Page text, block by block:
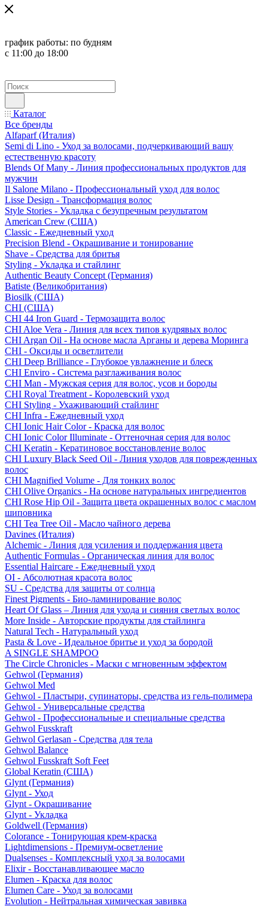
график работы: по будням
с 11:00 до 18:00
Каталог
Все бренды
Alfaparf (Италия)
Semi di Lino - Уход за волосами, подчеркивающий вашу
естественную красоту
Blends Of Many - Линия профессиональных продуктов для
мужчин
Il Salone Milano - Профессиональный уход для волос
Lisse Design - Трансформация волос
Style Stories - Укладка с безупречным результатом
American Crew (США)
Classic - Ежедневный уход
Precision Blend - Окрашивание и тонирование
Shave - Средства для бритья
Styling - Укладка и стайлинг
Authentic Beauty Concept (Германия)
Batiste (Великобритания)
Biosilk (США)
CHI (США)
CHI 44 Iron Guard - Термозащита волос
CHI Aloe Vera - Линия для всех типов кудрявых волос
CHI Argan Oil - На основе масла Арганы и дерева Моринга
CHI - Оксиды и осветлители
CHI Deep Brilliance - Глубокое увлажнение и блеск
CHI Enviro - Система разглаживания волос
CHI Man - Мужская серия для волос, усов и бороды
CHI Royal Treatment - Королевский уход
CHI Styling - Ухаживающий стайлинг
CHI Infra - Ежедневный уход
CHI Ionic Hair Color - Краска для волос
CHI Ionic Color Illuminate - Оттеночная серия для волос
CHI Keratin - Кератиновое восстановление волос
CHI Luxury Black Seed Oil - Линия уходов для поврежденных
волос
CHI Magnified Volume - Для тонких волос
CHI Olive Organics - На основе натуральных ингредиентов
CHI Rose Hip Oil - Защита цвета окрашенных волос с маслом
шиповника
CHI Tea Tree Oil - Масло чайного дерева
Davines (Италия)
Alchemic - Линия для усиления и поддержания цвета
Authentic Formulas - Органическая линия для волос
Essential Haircare - Eжедневный уход
OI - Абсолютная красота волос
SU - Средства для защиты от солнца
Finest Pigments - Био-ламинирование волос
Heart Of Glass – Линия для ухода и сияния светлых волос
More Inside - Авторские продукты для стайлинга
Natural Tech - Натуральный уход
Pasta & Love - Идеальное бритье и уход за бородой
A SINGLE SHAMPOO
The Circle Chronicles - Маски с мгновенным эффектом
Gehwol (Германия)
Gehwol Med
Gehwol - Пластыри, супинаторы, средства из гель-полимера
Gehwol - Универсальные средства
Gehwol - Профессиональные и специальные средства
Gehwol Fusskraft
Gehwol Gerlasan - Средства для тела
Gehwol Balance
Gehwol Fusskraft Soft Feet
Global Keratin (США)
Glynt (Германия)
Glynt - Уход
Glynt - Окрашивание
Glynt - Укладка
Goldwell (Германия)
Colorance - Тонирующая крем-краска
Lightdimensions - Премиум-осветление
Dualsenses - Комплексный уход за волосами
Elixir - Восстанавливающее масло
Elumen - Краска для волос
Elumen Care - Уход за волосами
Evolution - Нейтральная химическая завивка